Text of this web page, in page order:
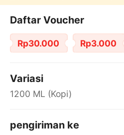
Daftar Voucher
Rp30.000 Rp3.000
Variasi
1200 ML (Kopi)
pengiriman ke